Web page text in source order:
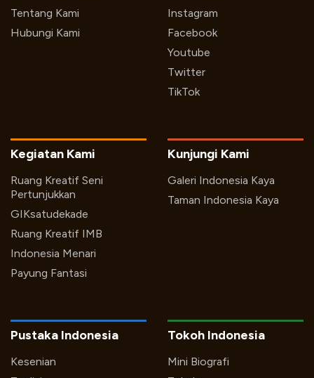
Tentang Kami
Hubungi Kami
Instagram
Facebook
Youtube
Twitter
TikTok
Kegiatan Kami
Ruang Kreatif Seni
Pertunjukkan
GIKsatudekade
Ruang Kreatif IMB
Indonesia Menari
Payung Fantasi
Kunjungi Kami
Galeri Indonesia Kaya
Taman Indonesia Kaya
Pustaka Indonesia
Kesenian
Tokoh Indonesia
Mini Biografi